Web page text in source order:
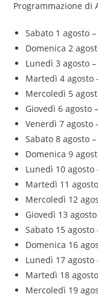
Programmazione di
Sabato 1 agosto
Domenica 2
Lunedì 3 agosto
Martedì 4 agosto
Mercoledì 5
Giovedì 6 agosto
Venerdì 7 agosto
Sabato 8 agosto
Domenica 9
Lunedì 10
Martedì 11
Mercoledì 12
Giovedì 13
Sabato 15 agosto
Domenica 16
Lunedì 17
Martedì 18
Mercoledì 19